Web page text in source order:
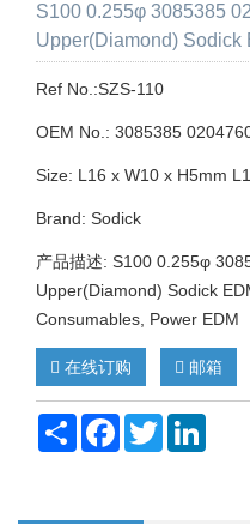
S100 0.255φ 3085385
Upper(Diamond) Sodick
Ref No.:SZS-110
OEM No.: 3085385
Size: L16 x W10 x H5mm
Brand: Sodick
产品描述: S100 0.255φ
Upper(Diamond) Sodick
Consumables, Power EDM
在线订购 邮箱
Share FacebookTwitter